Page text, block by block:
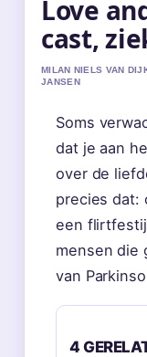
Love
cast,
MILAN NIELS VAN
JANSEN
Soms
dat je aan
over de
precies dat:
een
mensen die
van
4